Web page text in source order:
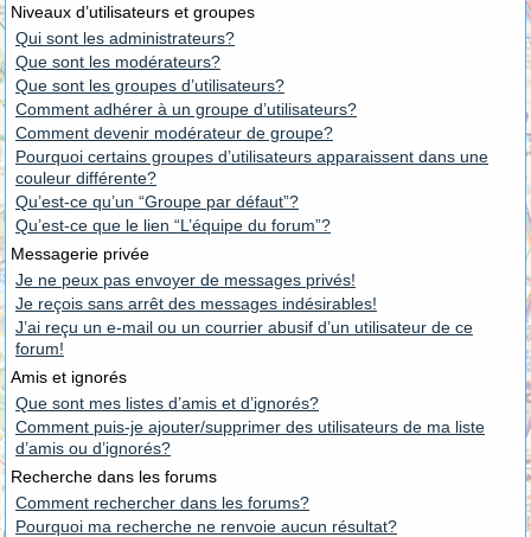
Niveaux d’utilisateurs et groupes
Qui sont les administrateurs?
Que sont les modérateurs?
Que sont les groupes d’utilisateurs?
Comment adhérer à un groupe d’utilisateurs?
Comment devenir modérateur de groupe?
Pourquoi certains groupes d’utilisateurs apparaissent dans une
couleur différente?
Qu’est-ce qu’un “Groupe par défaut”?
Qu’est-ce que le lien “L’équipe du forum”?
Messagerie privée
Je ne peux pas envoyer de messages privés!
Je reçois sans arrêt des messages indésirables!
J’ai reçu un e-mail ou un courrier abusif d’un utilisateur de ce
forum!
Amis et ignorés
Que sont mes listes d’amis et d’ignorés?
Comment puis-je ajouter/supprimer des utilisateurs de ma liste
d’amis ou d’ignorés?
Recherche dans les forums
Comment rechercher dans les forums?
Pourquoi ma recherche ne renvoie aucun résultat?